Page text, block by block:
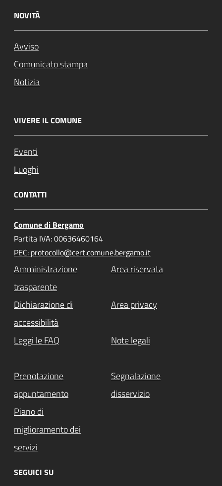
NOVITÀ
Avviso
Comunicato stampa
Notizia
VIVERE IL COMUNE
Eventi
Luoghi
CONTATTI
Comune di Bergamo
Partita IVA: 00636460164
PEC: protocollo@cert.comune.bergamo.it
Amministrazione
trasparente
Area riservata
Dichiarazione di
accessibilità
Area privacy
Leggi le FAQ Note legali
Prenotazione
appuntamento
Segnalazione
disservizio
Piano di
miglioramento dei
servizi
SEGUICI SU